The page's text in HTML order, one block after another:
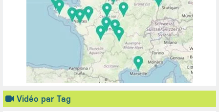
Vidéo par Tag